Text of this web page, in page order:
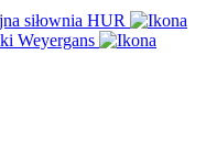
siłownia HUR
Weyergans